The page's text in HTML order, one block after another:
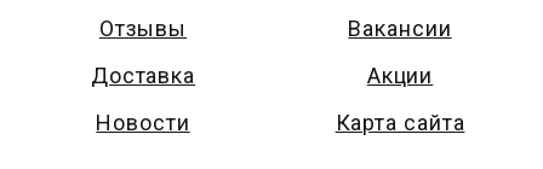
Отзывы
Доставка
Новости
Вакансии
Акции
Карта сайта